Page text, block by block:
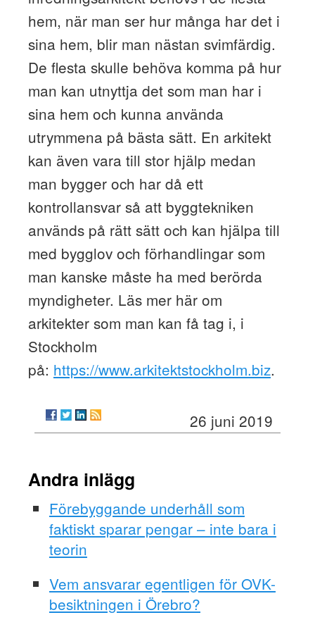
hem, när man ser hur många har det i
sina hem, blir man nästan svimfärdig.
De flesta skulle behöva komma på hur
man kan utnyttja det som man har i
sina hem och kunna använda
utrymmena på bästa sätt. En arkitekt
kan även vara till stor hjälp medan
man bygger och har då ett
kontrollansvar så att byggtekniken
används på rätt sätt och kan hjälpa till
med bygglov och förhandlingar som
man kanske måste ha med berörda
myndigheter. Läs mer här om
arkitekter som man kan få tag i, i
Stockholm
på: https://www.arkitektstockholm.biz.
26 juni 2019
Andra inlägg
Förebyggande underhåll som
faktiskt sparar pengar – inte bara i
teorin
Vem ansvarar egentligen för OVK-
besiktningen i Örebro?